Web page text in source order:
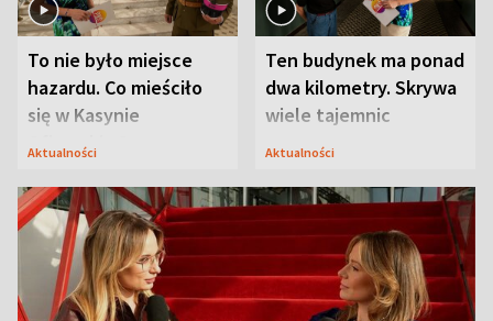
To nie było miejsce
hazardu. Co mieściło
się w Kasynie
Oficerskim?
Aktualności
Ten budynek ma ponad
dwa kilometry. Skrywa
wiele tajemnic
Aktualności